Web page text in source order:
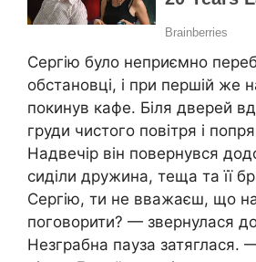
Сергію було неприємно
обстановці, і при першій же
покинув кафе. Біля дверей
груди чистого повітря і
Надвечір він повернувся
сиділи дружина, теща та її
Сергію, ти не вважаєш, що
поговорити? — звернулася
Незграбна пауза